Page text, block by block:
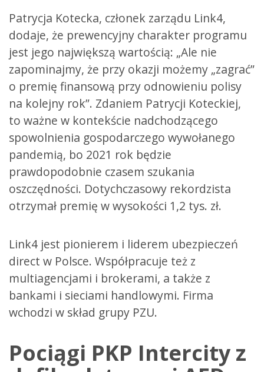
Patrycja Kotecka, członek zarządu Link4,
dodaje, że prewencyjny charakter programu
jest jego największą wartością: „Ale nie
zapominajmy, że przy okazji możemy „zagrać”
o premię finansową przy odnowieniu polisy
na kolejny rok”. Zdaniem Patrycji Koteckiej,
to ważne w kontekście nadchodzącego
spowolnienia gospodarczego wywołanego
pandemią, bo 2021 rok będzie
prawdopodobnie czasem szukania
oszczędności. Dotychczasowy rekordzista
otrzymał premię w wysokości 1,2 tys. zł.
Link4 jest pionierem i liderem ubezpieczeń
direct w Polsce. Współpracuje też z
multiagencjami i brokerami, a także z
bankami i sieciami handlowymi. Firma
wchodzi w skład grupy PZU.
Pociągi PKP Intercity z